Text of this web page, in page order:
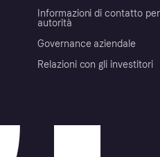
Informazioni di contatto
autorità
Governance aziendale
Relazioni con gli investitori